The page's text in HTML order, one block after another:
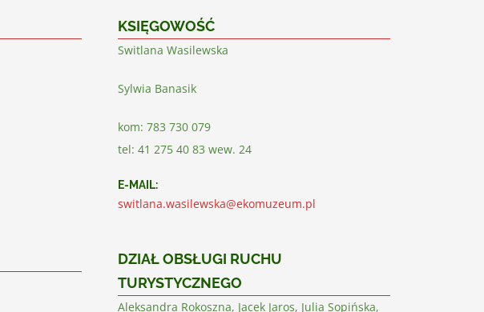
KSIĘGOWOŚĆ
Switlana Wasilewska
Sylwia Banasik
kom: 783 730 079
tel: 41 275 40 83 wew. 24
E-MAIL:
switlana.wasilewska@ekomuzeum.pl
DZIAŁ OBSŁUGI RUCHU
TURYSTYCZNEGO
Aleksandra Rokoszna, Jacek Jaros, Julia Sopińska,